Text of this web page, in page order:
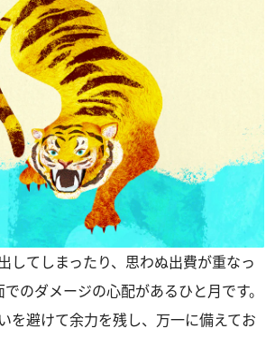
してしまったり、思わぬ出費が重なっ
のダメージの心配があるひと月です。
を避けて余力を残し、万一に備えてお